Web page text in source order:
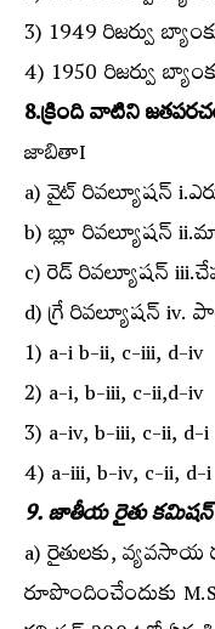
3) 1949 రిజర్వు
4) 1950 రిజర్వు
8.క్రింది వాటిని
జాబితాI
a) వైట్‌ రివల్యూషన్‌
b) బ్లూ రివల్యూషన్‌
c) రెడ్‌ రివల్యూషన్‌
d) గ్రే రివల్యూషన్‌ iv.
1) a-i b-ii, c-iii, d-iv
2) a-i, b-iii, c-ii,d-iv
3) a-iv, b-iii, c-ii, d-i
4) a-iii, b-iv, c-ii, d-i
9. జాతీయ రైతు కమిషన్‌
a) రైతులకు,
రూపొందించేందుకు